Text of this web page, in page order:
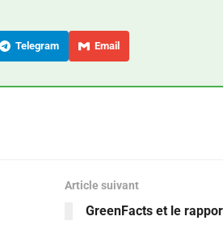
Telegram Email
Article suivant
GreenFacts et le